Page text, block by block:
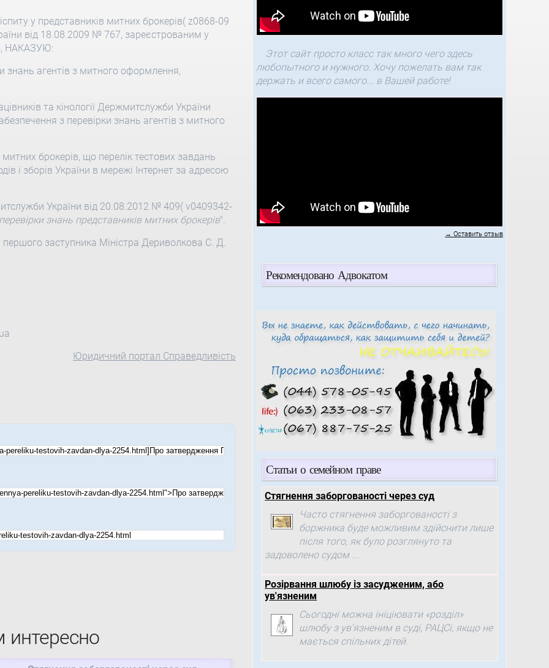
у представників митних брокерів( z0868-09
вiд 18.08.2009 № 767, зареєстрованим у
НАКАЗУЮ:
знань агентів з митного оформлення,
та кінології Держмитслужби України
з перевірки знань агентів з митного
брокерів, що перелік тестових завдань
і зборів України в мережі Інтернет за адресою
України вiд 20.08.2012 № 409( v0409342-
знань представників митних брокерів".
заступника Міністра Дериволкова С. Д.
Юридичний портал Справедливість
интересно
Этот сайт просто класс так много чего здесь
любопытного и нужного. Хочу пожелать вам так
держать и всего самого... в Вашей работе!
→ Оставить отзыв
Рекомендовано Адвокатом
Статьи о семейном праве
Стягнення заборгованості через суд
Часто стягнення заборгованості з
боржника буде можливим здійснити лише
після того, як було розглянуто та
задоволено судом ...
Розірвання шлюбу із засудженим, або
ув'язненим
Сьогодні можна ініціювати «розділ»
шлюбу з ув'язненим в суді, РАЦСі, якщо не
мається спільних дітей.